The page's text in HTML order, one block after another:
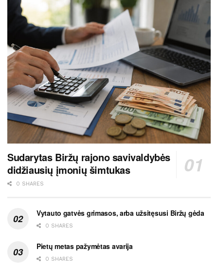
Sudarytas Biržų rajono savivaldybės
didžiausių įmonių šimtukas
0 SHARES
Vytauto gatvės grimasos, arba užsitęsusi Biržų gėda
0 SHARES
Pietų metas pažymėtas avarija
0 SHARES